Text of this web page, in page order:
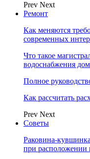
Prev Next
Ремонт
Как меняются
современных
Что такое
водоснабжения
Полное
Как рассчитать
Prev Next
Советы
Раковина-
при расположении